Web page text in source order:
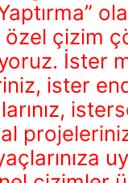
çizim
İster
ister